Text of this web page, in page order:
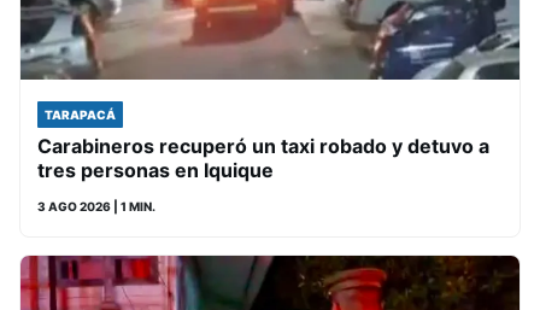
TARAPACÁ
Carabineros recuperó un taxi robado y detuvo a
tres personas en Iquique
3 AGO 2026 | 1 MIN.